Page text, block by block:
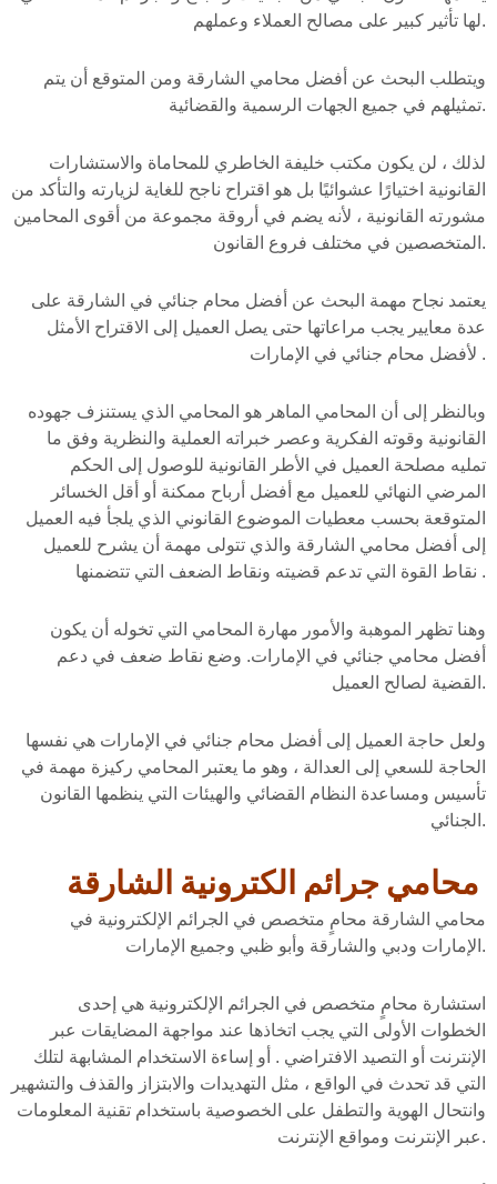
لها تأثير كبير على مصالح العملاء وعملهم.
ويتطلب البحث عن أفضل محامي الشارقة ومن المتوقع أن يتم
تمثيلهم في جميع الجهات الرسمية والقضائية.
لذلك ، لن يكون مكتب خليفة الخاطري للمحاماة والاستشارات
القانونية اختيارًا عشوائيًا بل هو اقتراح ناجح للغاية لزيارته والتأكد من
مشورته القانونية ، لأنه يضم في أروقة مجموعة من أقوى المحامين
المتخصصين في مختلف فروع القانون.
يعتمد نجاح مهمة البحث عن أفضل محام جنائي في الشارقة على
عدة معايير يجب مراعاتها حتى يصل العميل إلى الاقتراح الأمثل
لأفضل محام جنائي في الإمارات .
وبالنظر إلى أن المحامي الماهر هو المحامي الذي يستنزف جهوده
القانونية وقوته الفكرية وعصر خبراته العملية والنظرية وفق ما
تمليه مصلحة العميل في الأطر القانونية للوصول إلى الحكم
المرضي النهائي للعميل مع أفضل أرباح ممكنة أو أقل الخسائر
المتوقعة بحسب معطيات الموضوع القانوني الذي يلجأ فيه العميل
إلى أفضل محامي الشارقة والذي تتولى مهمة أن يشرح للعميل
نقاط القوة التي تدعم قضيته ونقاط الضعف التي تتضمنها .
وهنا تظهر الموهبة والأمور مهارة المحامي التي تخوله أن يكون
أفضل محامي جنائي في الإمارات. وضع نقاط ضعف في دعم
القضية لصالح العميل.
ولعل حاجة العميل إلى أفضل محام جنائي في الإمارات هي نفسها
الحاجة للسعي إلى العدالة ، وهو ما يعتبر المحامي ركيزة مهمة في
تأسيس ومساعدة النظام القضائي والهيئات التي ينظمها القانون
الجنائي.
محامي الشارقة محامٍ متخصص في الجرائم الإلكترونية في
الإمارات ودبي والشارقة وأبو ظبي وجميع الإمارات.
استشارة محامٍ متخصص في الجرائم الإلكترونية هي إحدى
الخطوات الأولى التي يجب اتخاذها عند مواجهة المضايقات عبر
الإنترنت أو التصيد الافتراضي . أو إساءة الاستخدام المشابهة لتلك
التي قد تحدث في الواقع ، مثل التهديدات والابتزاز والقذف والتشهير
وانتحال الهوية والتطفل على الخصوصية باستخدام تقنية المعلومات
عبر الإنترنت ومواقع الإنترنت.